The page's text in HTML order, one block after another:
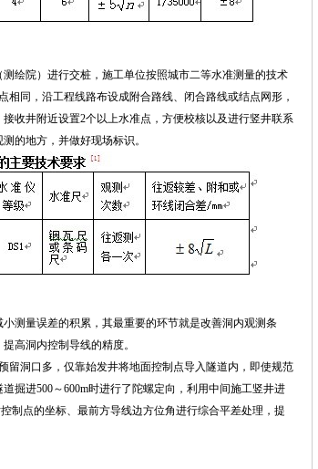
绘院）进行交桩，施工单位按照城市二等水准测量的技术
同，沿工程线路布设成附合路线、闭合路线或结点网形，
收井附近设置2个以上水准点，方便校核以及进行竖井联系
的地方，并做好现场标识。
测量误差的积累，其最重要的环节就是改善洞内观测条
高洞内控制导线的精度。
留洞口多，仅靠始发井将地面控制点导入隧道内，即使规范
掘进500～600m时进行了陀螺定向，利用中间施工竖井进
制点的坐标、最前方导线边方位角进行综合平差处理，提